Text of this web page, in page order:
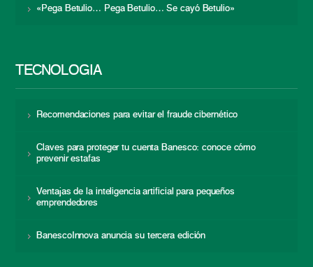
«Pega Betulio… Pega Betulio… Se cayó Betulio»
TECNOLOGÍA
Recomendaciones para evitar el fraude cibernético
Claves para proteger tu cuenta Banesco: conoce cómo
prevenir estafas
Ventajas de la inteligencia artificial para pequeños
emprendedores
BanescoInnova anuncia su tercera edición